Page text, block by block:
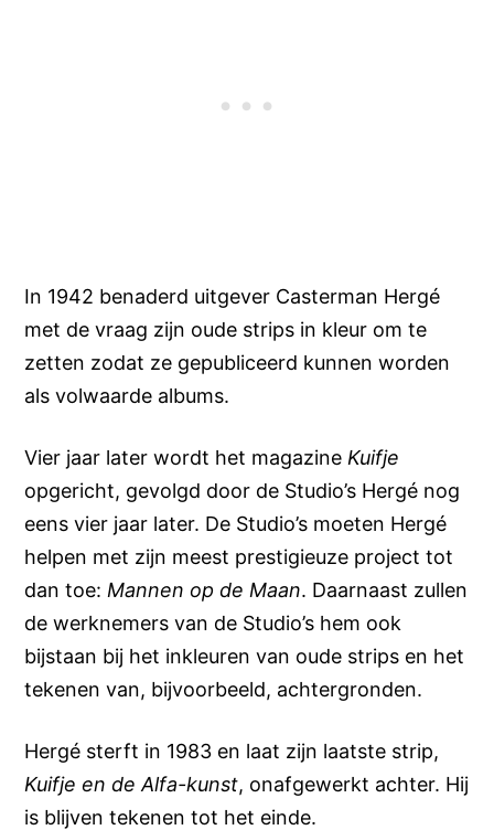
In 1942 benaderd uitgever Casterman Hergé
met de vraag zijn oude strips in kleur om te
zetten zodat ze gepubliceerd kunnen worden
als volwaarde albums.
Vier jaar later wordt het magazine Kuifje
opgericht, gevolgd door de Studio’s Hergé nog
eens vier jaar later. De Studio’s moeten Hergé
helpen met zijn meest prestigieuze project tot
dan toe: Mannen op de Maan. Daarnaast zullen
de werknemers van de Studio’s hem ook
bijstaan bij het inkleuren van oude strips en het
tekenen van, bijvoorbeeld, achtergronden.
Hergé sterft in 1983 en laat zijn laatste strip,
Kuifje en de Alfa-kunst, onafgewerkt achter. Hij
is blijven tekenen tot het einde.